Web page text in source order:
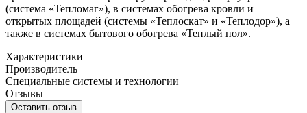
(система «Тепломаг»), в системах обогрева кровли и
открытых площадей (системы «Теплоскат» и «Теплодор»), а
также в системах бытового обогрева «Теплый пол».
Характеристики
Производитель
Специальные системы и технологии
Отзывы
Оставить отзыв